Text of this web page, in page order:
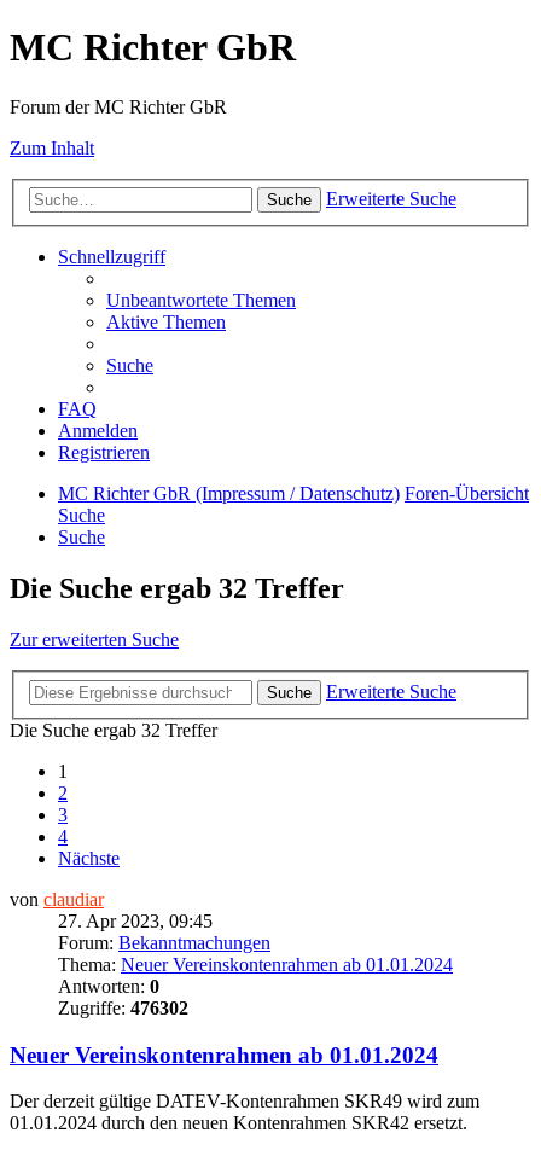
MC Richter GbR
Forum der MC Richter GbR
Zum Inhalt
Suche Erweiterte Suche
Schnellzugriff
Unbeantwortete Themen
Aktive Themen
Suche
FAQ
Anmelden
Registrieren
MC Richter GbR (Impressum / Datenschutz) Foren-Übersicht
Suche
Suche
Die Suche ergab 32 Treffer
Zur erweiterten Suche
Suche
Erweiterte Suche
Die Suche ergab 32 Treffer
1
2
3
4
Nächste
von claudiar
27. Apr 2023, 09:45
Forum: Bekanntmachungen
Thema: Neuer Vereinskontenrahmen ab 01.01.2024
Antworten: 0
Zugriffe: 476302
Neuer Vereinskontenrahmen ab 01.01.2024
Der derzeit gültige DATEV-Kontenrahmen SKR49 wird zum
01.01.2024 durch den neuen Kontenrahmen SKR42 ersetzt.